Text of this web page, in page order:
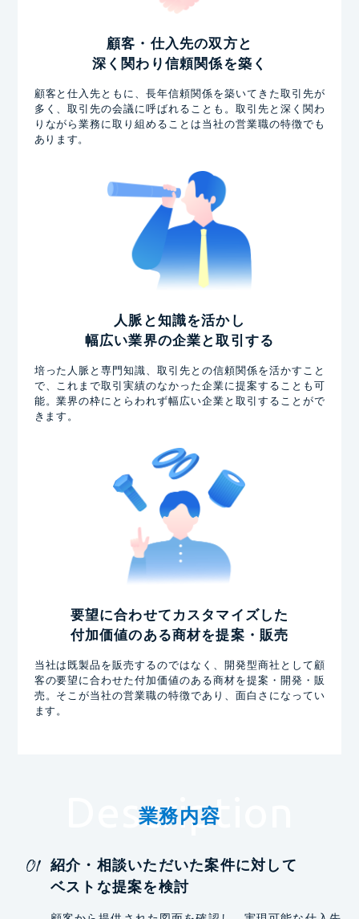
顧客・仕入先の双方と
深く関わり信頼関係を築く
顧客と仕入先ともに、長年信頼関係を築いてきた取引先が
多く、取引先の会議に呼ばれることも。取引先と深く関わ
りながら業務に取り組めることは当社の営業職の特徴でも
あります。
人脈と知識を活かし
幅広い業界の企業と取引する
培った人脈と専門知識、取引先との信頼関係を活かすこと
で、これまで取引実績のなかった企業に提案することも可
能。業界の枠にとらわれず幅広い企業と取引することがで
きます。
要望に合わせてカスタマイズした
付加価値のある商材を提案・販売
当社は既製品を販売するのではなく、開発型商社として顧
客の要望に合わせた付加価値のある商材を提案・開発・販
売。そこが当社の営業職の特徴であり、面白さになってい
ます。
Description
業務内容
紹介・相談いただいた案件に対して
ベストな提案を検討